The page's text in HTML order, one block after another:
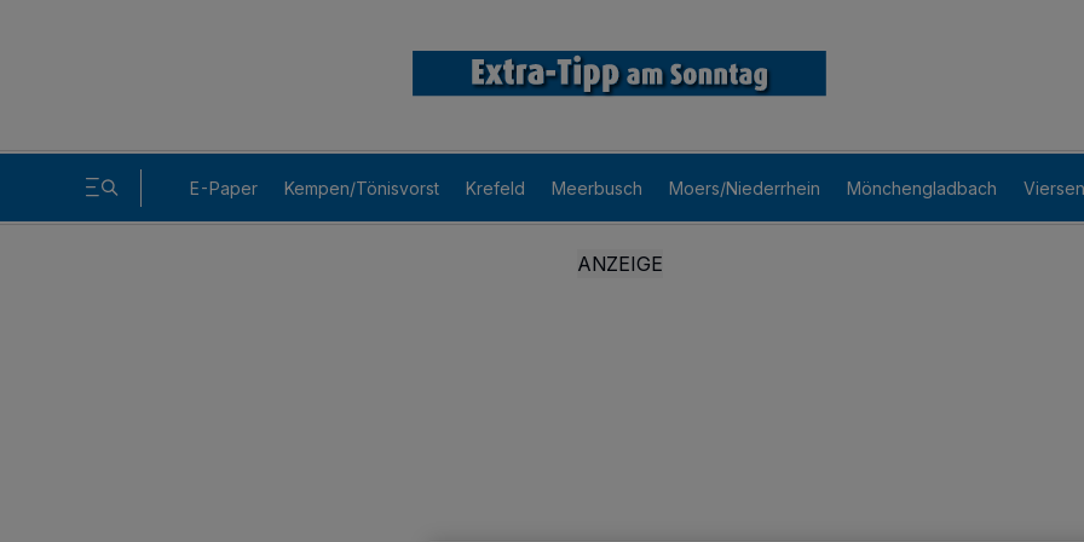
E-Paper Kempen/Tönisvorst Krefeld Meerbusch Moers/Niederrhein Mönchengladbach Viersen